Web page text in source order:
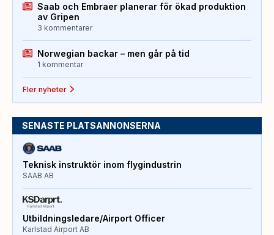
Saab och Embraer planerar för ökad produktion
av Gripen
3 kommentarer
Norwegian backar – men går på tid
1 kommentar
Fler nyheter
SENASTE PLATSANNONSERNA
Teknisk instruktör inom flygindustrin
SAAB AB
Utbildningsledare/Airport Officer
Karlstad Airport AB